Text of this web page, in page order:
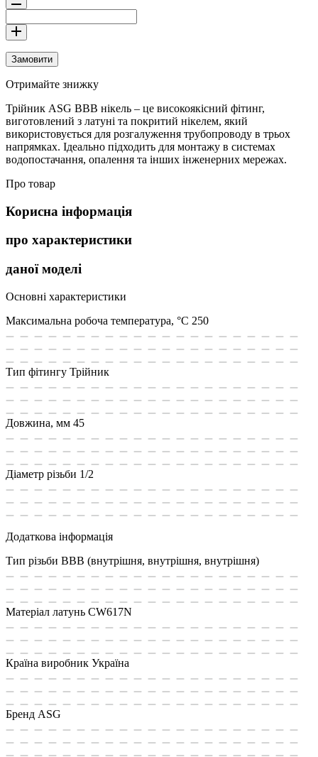
Замовити
Отримайте знижку
Трійник ASG ВВВ нікель – це високоякісний фітинг,
виготовлений з латуні та покритий нікелем, який
використовується для розгалуження трубопроводу в трьох
напрямках. Ідеально підходить для монтажу в системах
водопостачання, опалення та інших інженерних мережах.
Про товар
Корисна інформація
про характеристики
даної моделі
Основні характеристики
Максимальна робоча температура, °С 250
Тип фітингу Трійник
Довжина, мм 45
Діаметр різьби 1/2
Додаткова інформація
Тип різьби ВВВ (внутрішня, внутрішня, внутрішня)
Матеріал латунь CW617N
Країна виробник Україна
Бренд ASG